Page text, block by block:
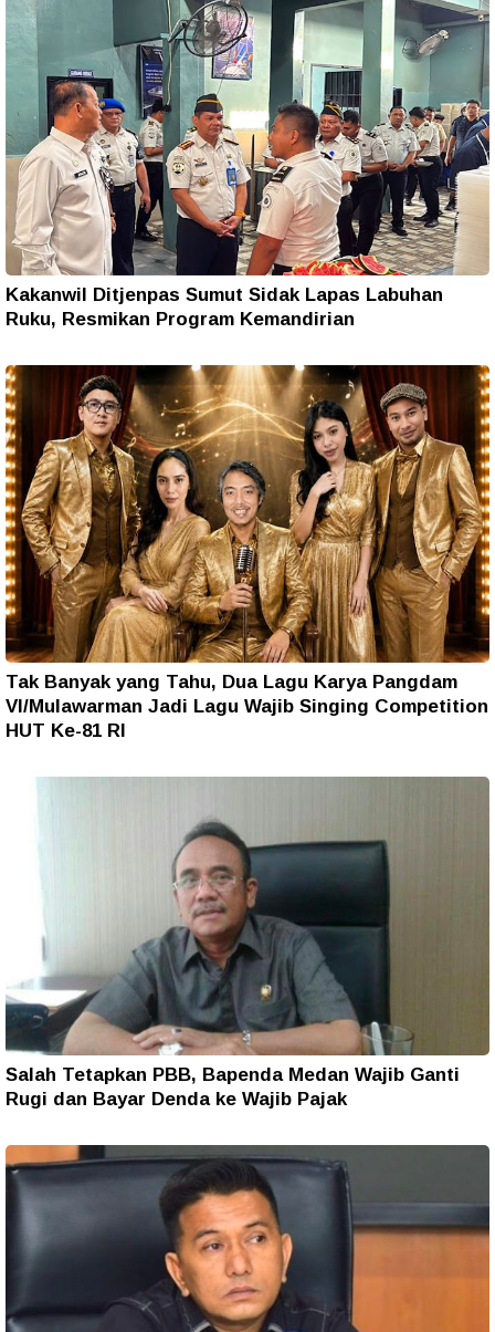
Kakanwil Ditjenpas Sumut Sidak Lapas Labuhan
Ruku, Resmikan Program Kemandirian
Tak Banyak yang Tahu, Dua Lagu Karya Pangdam
VI/Mulawarman Jadi Lagu Wajib Singing Competition
HUT Ke-81 RI
Salah Tetapkan PBB, Bapenda Medan Wajib Ganti
Rugi dan Bayar Denda ke Wajib Pajak